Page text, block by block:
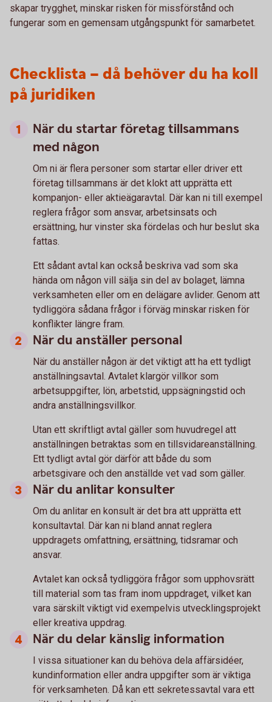
skapar trygghet, minskar risken för missförstånd och
fungerar som en gemensam utgångspunkt för samarbetet.
Checklista – då behöver du ha koll
på juridiken
När du startar företag tillsammans
med någon
Om ni är flera personer som startar eller driver ett
företag tillsammans är det klokt att upprätta ett
kompanjon- eller aktieägaravtal. Där kan ni till exempel
reglera frågor som ansvar, arbetsinsats och
ersättning, hur vinster ska fördelas och hur beslut ska
fattas.
Ett sådant avtal kan också beskriva vad som ska
hända om någon vill sälja sin del av bolaget, lämna
verksamheten eller om en delägare avlider. Genom att
tydliggöra sådana frågor i förväg minskar risken för
konflikter längre fram.
När du anställer personal
När du anställer någon är det viktigt att ha ett tydligt
anställningsavtal. Avtalet klargör villkor som
arbetsuppgifter, lön, arbetstid, uppsägningstid och
andra anställningsvillkor.
Utan ett skriftligt avtal gäller som huvudregel att
anställningen betraktas som en tillsvidareanställning.
Ett tydligt avtal gör därför att både du som
arbetsgivare och den anställde vet vad som gäller.
När du anlitar konsulter
Om du anlitar en konsult är det bra att upprätta ett
konsultavtal. Där kan ni bland annat reglera
uppdragets omfattning, ersättning, tidsramar och
ansvar.
Avtalet kan också tydliggöra frågor som upphovsrätt
till material som tas fram inom uppdraget, vilket kan
vara särskilt viktigt vid exempelvis utvecklingsprojekt
eller kreativa uppdrag.
När du delar känslig information
I vissa situationer kan du behöva dela affärsidéer,
kundinformation eller andra uppgifter som är viktiga
för verksamheten. Då kan ett sekretessavtal vara ett